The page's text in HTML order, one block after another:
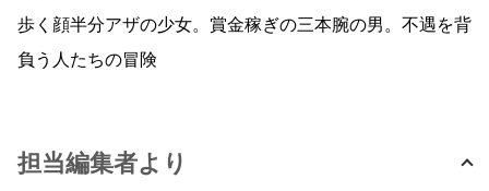
歩く顔半分アザの少女。賞金稼ぎの三本腕の男。不遇を背
負う人たちの冒険
担当編集者より